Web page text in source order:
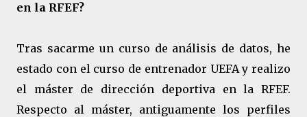
en la RFEF?
Tras sacarme un curso de análisis de datos, he
estado con el curso de entrenador UEFA y realizo
el máster de dirección deportiva en la RFEF.
Respecto al máster, antiguamente los perfiles